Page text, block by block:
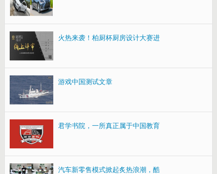
火热来袭！柏厨杯厨房设计大赛进
游戏中国测试文章
君学书院，一所真正属于中国教育
汽车新零售模式掀起炙热浪潮，酷